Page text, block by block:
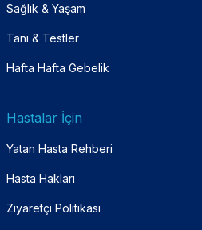
Sağlık & Yaşam
Tanı & Testler
Hafta Hafta Gebelik
Hastalar İçin
Yatan Hasta Rehberi
Hasta Hakları
Ziyaretçi Politikası